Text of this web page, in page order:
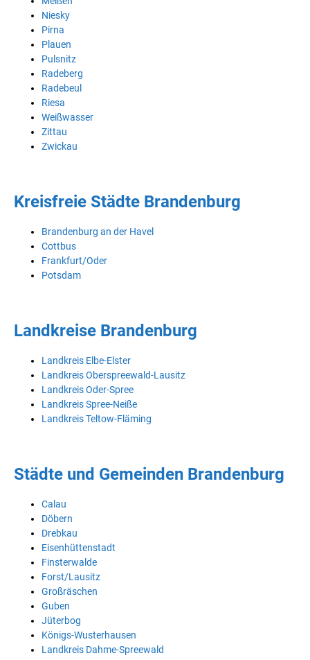
Niesky
Pirna
Plauen
Pulsnitz
Radeberg
Radebeul
Riesa
Weißwasser
Zittau
Zwickau
Kreisfreie Städte Brandenburg
Brandenburg an der Havel
Cottbus
Frankfurt/Oder
Potsdam
Landkreise Brandenburg
Landkreis Elbe-Elster
Landkreis Oberspreewald-Lausitz
Landkreis Oder-Spree
Landkreis Spree-Neiße
Landkreis Teltow-Fläming
Städte und Gemeinden Brandenburg
Calau
Döbern
Drebkau
Eisenhüttenstadt
Finsterwalde
Forst/Lausitz
Großräschen
Guben
Jüterbog
Königs-Wusterhausen
Landkreis Dahme-Spreewald